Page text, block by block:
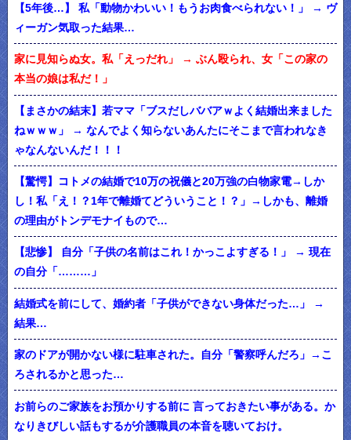
【5年後…】 私「動物かわいい！もうお肉食べられない！」 → ヴ
ィーガン気取った結果…
家に見知らぬ女。私「えっだれ」 → ぶん殴られ、女「この家の
本当の娘は私だ！」
【まさかの結末】若ママ「ブスだしババアｗよく結婚出来ました
ねｗｗｗ」 → なんでよく知らないあんたにそこまで言われなき
ゃなんないんだ！！！
【驚愕】コトメの結婚で10万の祝儀と20万強の白物家電→しか
し！私「え！？1年で離婚てどういうこと！？」→しかも、離婚
の理由がトンデモナイもので…
【悲惨】 自分「子供の名前はこれ！かっこよすぎる！」 → 現在
の自分「………」
結婚式を前にして、婚約者「子供ができない身体だった…」 →
結果…
家のドアが開かない様に駐車された。自分「警察呼んだろ」→こ
ろされるかと思った…
お前らのご家族をお預かりする前に 言っておきたい事がある。か
なりきびしい話もするが介護職員の本音を聴いておけ。